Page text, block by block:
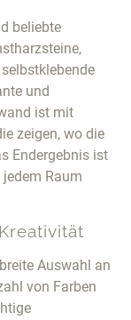
beliebte
und
ist mit
zeigen, wo die
Endergebnis ist
Raum
Auswahl an
von Farben